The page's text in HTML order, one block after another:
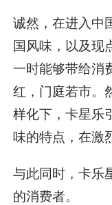
诚然，在进入中
国风味，以及现
一时能够带给消
红，门庭若市。
样化下，卡星乐
味的特点，在激
与此同时，卡乐
的消费者。